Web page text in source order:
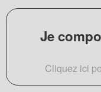
Je
Cliquez ici